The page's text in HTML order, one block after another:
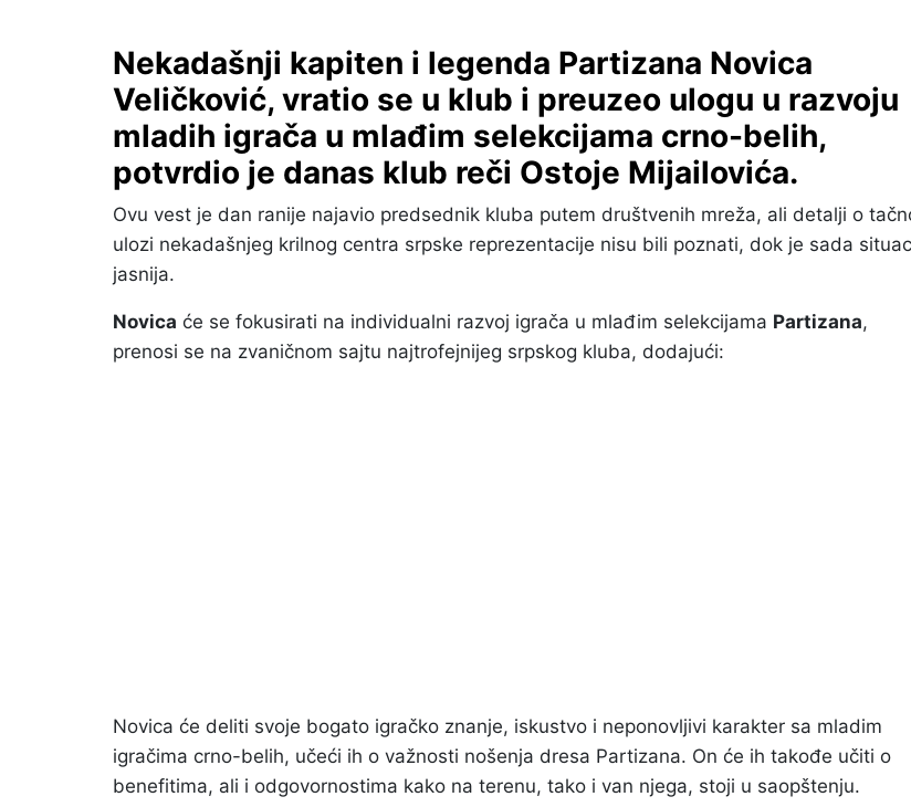
Nekadašnji kapiten i legenda Partizana Novica
Veličković, vratio se u klub i preuzeo ulogu u razvoju
mladih igrača u mlađim selekcijama crno-belih,
potvrdio je danas klub reči Ostoje Mijailovića.
Ovu vest je dan ranije najavio predsednik kluba putem društvenih mreža, ali detalji o
ulozi nekadašnjeg krilnog centra srpske reprezentacije nisu bili poznati, dok je sada
jasnija.
Novica će se fokusirati na individualni razvoj igrača u mlađim selekcijama Partizana,
prenosi se na zvaničnom sajtu najtrofejnijeg srpskog kluba, dodajući:
Novica će deliti svoje bogato igračko znanje, iskustvo i neponovljivi karakter sa mladim
igračima crno-belih, učeći ih o važnosti nošenja dresa Partizana. On će ih takođe učiti o
benefitima, ali i odgovornostima kako na terenu, tako i van njega, stoji u saopštenju.